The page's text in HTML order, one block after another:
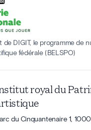
de DIGIT, le programme de
fédérale (BELSPO)
royal du
du Cinquantenaire 1,